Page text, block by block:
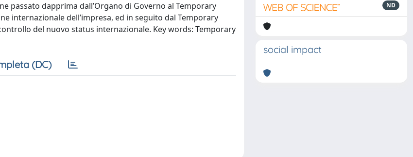
passato dapprima dall’Organo di Governo al Temporary
internazionale dell’impresa, ed in seguito dal Temporary
del nuovo status internazionale. Key words: Temporary
(DC)
ND
social impact